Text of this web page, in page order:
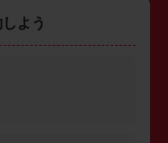
よう